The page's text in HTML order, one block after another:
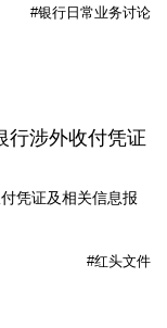
#银行日常业务讨论
行涉外收付凭证
凭证及相关信息报
#红头文件